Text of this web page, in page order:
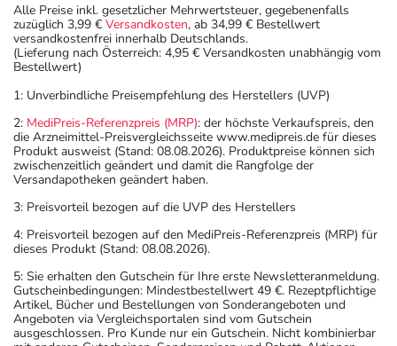
Alle Preise inkl. gesetzlicher Mehrwertsteuer, gegebenenfalls
zuzüglich 3,99 € Versandkosten, ab 34,99 € Bestellwert
versandkostenfrei innerhalb Deutschlands.
(Lieferung nach Österreich: 4,95 € Versandkosten unabhängig vom
Bestellwert)
1: Unverbindliche Preisempfehlung des Herstellers (UVP)
2: MediPreis-Referenzpreis (MRP): der höchste Verkaufspreis, den
die Arzneimittel-Preisvergleichsseite www.medipreis.de für dieses
Produkt ausweist (Stand: 08.08.2026). Produktpreise können sich
zwischenzeitlich geändert und damit die Rangfolge der
Versandapotheken geändert haben.
3: Preisvorteil bezogen auf die UVP des Herstellers
4: Preisvorteil bezogen auf den MediPreis-Referenzpreis (MRP) für
dieses Produkt (Stand: 08.08.2026).
5: Sie erhalten den Gutschein für Ihre erste Newsletteranmeldung.
Gutscheinbedingungen: Mindestbestellwert 49 €. Rezeptpflichtige
Artikel, Bücher und Bestellungen von Sonderangeboten und
Angeboten via Vergleichsportalen sind vom Gutschein
ausgeschlossen. Pro Kunde nur ein Gutschein. Nicht kombinierbar